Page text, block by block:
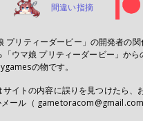
間違い指摘
プリティーダービー」の開発者の
ウマ娘 プリティーダービー」から
の物です。
イトの内容に誤りを見つけたら、
ール（